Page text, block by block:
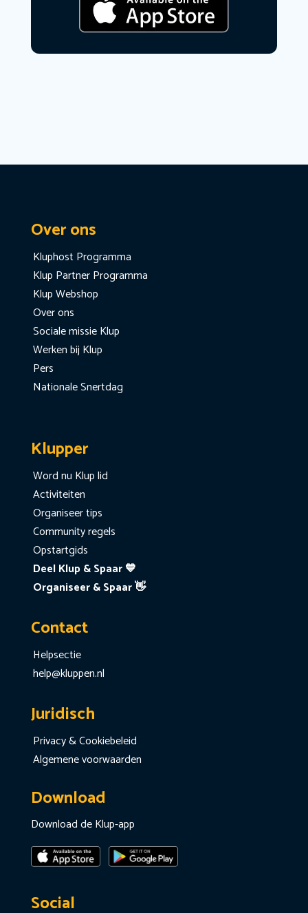
Over ons
Kluphost Programma
Klup Partner Programma
Klup Webshop
Over ons
Sociale missie Klup
Werken bij Klup
Pers
Nationale Snertdag
Klupper
Word nu Klup lid
Activiteiten
Organiseer tips
Community regels
Opstartgids
Deel Klup & Spaar 💙
Organiseer & Spaar 👋
Contact
Helpsectie
help@kluppen.nl
Juridisch
Privacy & Cookiebeleid
Algemene voorwaarden
Download
Download de Klup-app
Social